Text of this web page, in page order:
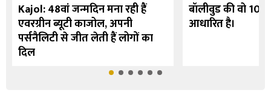
Kajol: 48वां जन्मदिन मना रही हैं
एवरग्रीन ब्यूटी काजोल, अपनी
पर्सनैलिटी से जीत लेती हैं लोगों का
दिल
बॉलीवुड की वो 10
आधारित है।